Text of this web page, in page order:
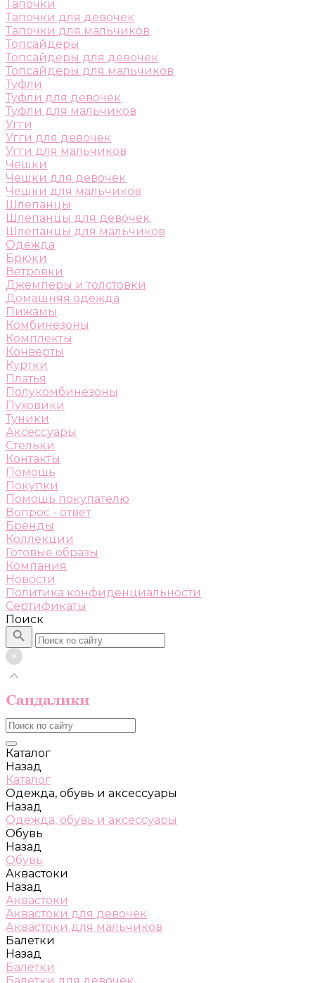
Тапочки
Тапочки для девочек
Тапочки для мальчиков
Топсайдеры
Топсайдеры для девочек
Топсайдеры для мальчиков
Туфли
Туфли для девочек
Туфли для мальчиков
Угги
Угги для девочек
Угги для мальчиков
Чешки
Чешки для девочек
Чешки для мальчиков
Шлепанцы
Шлепанцы для девочек
Шлепанцы для мальчиков
Одежда
Брюки
Ветровки
Джемперы и толстовки
Домашняя одежда
Пижамы
Комбинезоны
Комплекты
Конверты
Куртки
Платья
Полукомбинезоны
Пуховики
Туники
Аксессуары
Стельки
Контакты
Помощь
Покупки
Помощь покупателю
Вопрос - ответ
Бренды
Коллекции
Готовые образы
Компания
Новости
Политика конфиденциальности
Сертификаты
Поиск
Каталог
Назад
Каталог
Одежда, обувь и аксессуары
Назад
Одежда, обувь и аксессуары
Обувь
Назад
Обувь
Аквастоки
Назад
Аквастоки
Аквастоки для девочек
Аквастоки для мальчиков
Балетки
Назад
Балетки